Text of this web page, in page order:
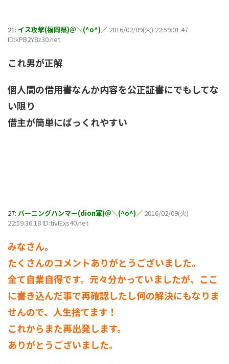
21: イス攻撃(福岡県)＠＼(^o^)／ 2016/02/09(火) 22:59:01.47
ID:kPB2Y8z30.net
これ男が正解
個人間の借用書なんか内容を公正証書にでもしてな
い限り
借主が簡単にばっくれやすい
27: バーニングハンマー(dion軍)＠＼(^o^)／ 2016/02/09(火)
22:59:36.18 ID:tivIExs40.net
みなさん。
たくさんのコメントありがとうございました。
全て自業自得です。元々分かっていましたが、ここ
に書き込んだ事で再確認したし何の解決にもなりま
せんので、人生捨てます！
これからまた再出発します。
ありがとうございました。